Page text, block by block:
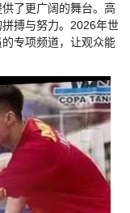
了更广阔的舞台。高
搏与努力。2026年世
专项频道，让观众能